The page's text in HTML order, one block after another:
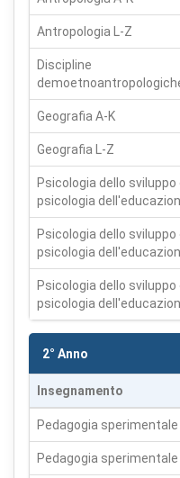
Antropologia L-Z
Discipline
Geografia A-K
Geografia L-Z
Psicologia dello sviluppo
psicologia
Psicologia dello sviluppo
psicologia
Psicologia dello sviluppo
psicologia
2° Anno
Insegnamento
Pedagogia sperimentale
Pedagogia sperimentale
Preferenze cookie
Scegli quali categorie
necessari sono sempre
funzionamento del sito.
Indispensabili al
sicurezza,
non può
Cookie di